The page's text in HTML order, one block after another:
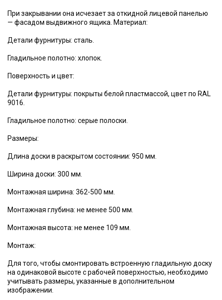
При закрывании она исчезает за откидной лицевой панелью
— фасадом выдвижного ящика. Материал:
Детали фурнитуры: сталь.
Гладильное полотно: хлопок.
Поверхность и цвет:
Детали фурнитуры: покрыты белой пластмассой, цвет по RAL
9016.
Гладильное полотно: серые полоски.
Размеры:
Длина доски в раскрытом состоянии: 950 мм.
Ширина доски: 300 мм.
Монтажная ширина: 362-500 мм.
Монтажная глубина: не менее 500 мм.
Монтажная высота: не менее 109 мм.
Монтаж:
Для того, чтобы смонтировать встроенную гладильную доску
на одинаковой высоте с рабочей поверхностью, необходимо
учитывать размеры, указанные в дополнительном
изображении.